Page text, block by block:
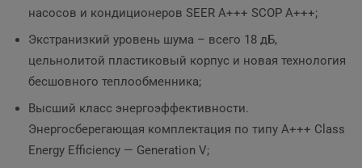
насосов и кондиционеров SEER A+++ SCOP A+++;
Экстранизкий уровень шума – всего 18 дБ,
цельнолитой пластиковый корпус и новая технология
бесшовного теплообменника;
Высший класс энергоэффективности.
Энергосберегающая комплектация по типу A+++ Class
Energy Efficiency — Generation V;